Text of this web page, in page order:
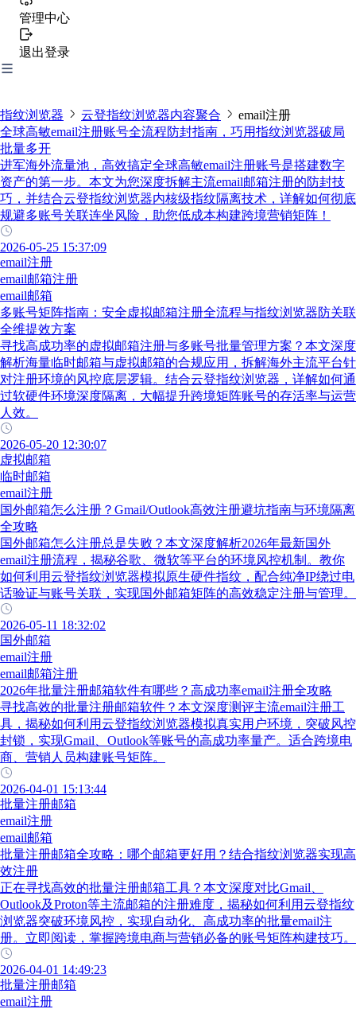
管理中心
退出登录
指纹浏览器 云登指纹浏览器内容聚合
email注册
全球高敏email注册账号全流程防封指南，巧用指纹浏览器破局
批量多开
进军海外流量池，高效搞定全球高敏email注册账号是搭建数字
资产的第一步。本文为您深度拆解主流email邮箱注册的防封技
巧，并结合云登指纹浏览器内核级指纹隔离技术，详解如何彻底
规避多账号关联连坐风险，助您低成本构建跨境营销矩阵！
2026-05-25 15:37:09
email注册
email邮箱注册
email邮箱
多账号矩阵指南：安全虚拟邮箱注册全流程与指纹浏览器防关联
全维提效方案
寻找高成功率的虚拟邮箱注册与多账号批量管理方案？本文深度
解析海量临时邮箱与虚拟邮箱的合规应用，拆解海外主流平台针
对注册环境的风控底层逻辑。结合云登指纹浏览器，详解如何通
过软硬件环境深度隔离，大幅提升跨境矩阵账号的存活率与运营
人效。
2026-05-20 12:30:07
虚拟邮箱
临时邮箱
email注册
国外邮箱怎么注册？Gmail/Outlook高效注册避坑指南与环境隔离
全攻略
国外邮箱怎么注册总是失败？本文深度解析2026年最新国外
email注册流程，揭秘谷歌、微软等平台的环境风控机制。教你
如何利用云登指纹浏览器模拟原生硬件指纹，配合纯净IP绕过电
话验证与账号关联，实现国外邮箱矩阵的高效稳定注册与管理。
2026-05-11 18:32:02
国外邮箱
email注册
email邮箱注册
2026年批量注册邮箱软件有哪些？高成功率email注册全攻略
寻找高效的批量注册邮箱软件？本文深度测评主流email注册工
具，揭秘如何利用云登指纹浏览器模拟真实用户环境，突破风控
封锁，实现Gmail、Outlook等账号的高成功率量产。适合跨境电
商、营销人员构建账号矩阵。
2026-04-01 15:13:44
批量注册邮箱
email注册
email邮箱
批量注册邮箱全攻略：哪个邮箱更好用？结合指纹浏览器实现高
效注册
正在寻找高效的批量注册邮箱工具？本文深度对比Gmail、
Outlook及Proton等主流邮箱的注册难度，揭秘如何利用云登指纹
浏览器突破环境风控，实现自动化、高成功率的批量email注
册。立即阅读，掌握跨境电商与营销必备的账号矩阵构建技巧。
2026-04-01 14:49:23
批量注册邮箱
email注册